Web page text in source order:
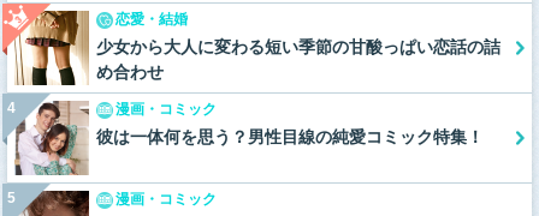
恋愛・結婚
少女から大人に変わる短い季節の甘酸っぱい恋話の詰
め合わせ
4 漫画・コミック
彼は一体何を思う？男性目線の純愛コミック特集！
5 漫画・コミック